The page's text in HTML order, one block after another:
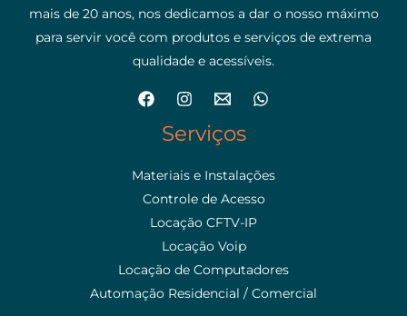
mais de 20 anos, nos dedicamos a dar o nosso máximo
para servir você com produtos e serviços de extrema
qualidade e acessíveis.
Serviços
Materiais e Instalações
Controle de Acesso
Locação CFTV-IP
Locação Voip
Locação de Computadores
Automação Residencial / Comercial